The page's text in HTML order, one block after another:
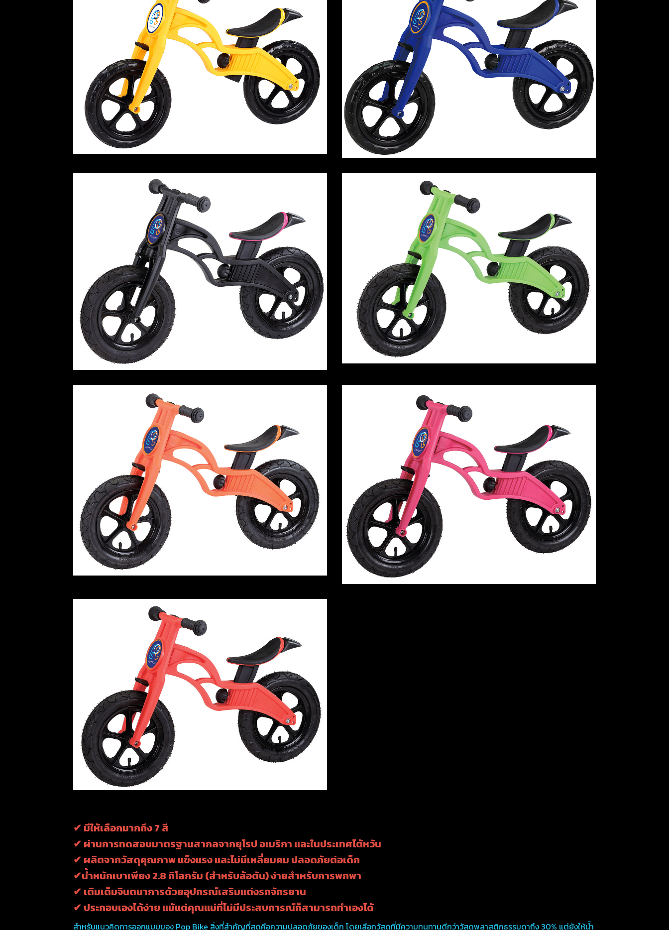
✔ มีให้เลือกมากถึง 7 สี
✔ ผ่านการทดสอบมาตรฐานสากลจากยุโรป อเมริกา และในประเทศไต้หวัน
✔ ผลิตจากวัสดุคุณภาพ แข็งแรง และไม่มีเหลี่ยมคม ปลอดภัยต่อเด็ก
✔น้ำหนักเบาเพียง 2.8 กิโลกรัม (สำหรับล้อตัน) ง่ายสำหรับการพกพา
✔ เติมเต็มจินตนาการด้วยอุปกรณ์เสริมแต่งรถจักรยาน
✔ ประกอบเองได้ง่าย แม้แต่คุณแม่ที่ไม่มีประสบการณ์ก็สามารถทำเองได้
สำหรับแนวคิดการออกแบบของ Pop Bike สิ่งที่สำคัญที่สุดคือความปลอดภัยของเด็ก โดยเลือกวัสดุที่มีความทนทานดีกว่าวัสดุพลาสติกธรรมดาถึง 30% แต่ยังให้น้ำ